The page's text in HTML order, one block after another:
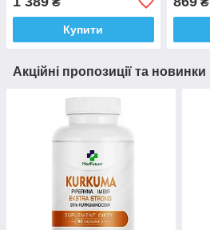
MyVita Silver 200г.
Доставка з ЄС
Купити
Акційні пропозиції та новинки